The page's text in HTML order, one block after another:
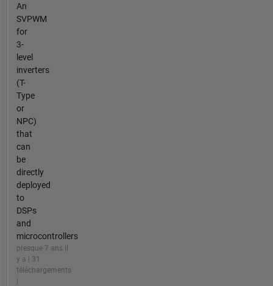
An
SVPWM
for
3-
level
inverters
(T-
Type
or
NPC)
that
can
be
directly
deployed
to
DSPs
and
microcontrollers
presque 7 ans il
y a | 31
téléchargements
|